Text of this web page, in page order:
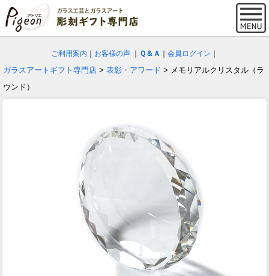
ご利用案内 お客様の声 Ｑ＆Ａ 会員ログイン
ガラスアートギフト専門店 > 表彰・アワード > メモリアルクリスタル（ラ
ウンド）